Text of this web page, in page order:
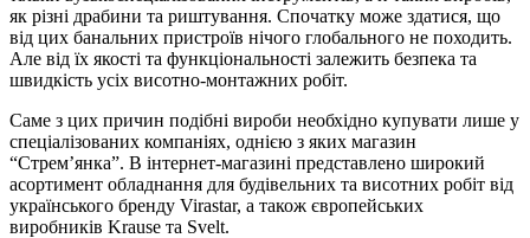
як різні драбини та риштування. Спочатку може здатися, що
від цих банальних пристроїв нічого глобального не походить.
Але від їх якості та функціональності залежить безпека та
швидкість усіх висотно-монтажних робіт.
Саме з цих причин подібні вироби необхідно купувати лише у
спеціалізованих компаніях, однією з яких магазин
“Стрем’янка”. В інтернет-магазині представлено широкий
асортимент обладнання для будівельних та висотних робіт від
українського бренду Virastar, а також європейських
виробників Krause та Svelt.